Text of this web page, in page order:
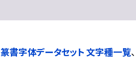
篆書字体データセット 文字種一覧